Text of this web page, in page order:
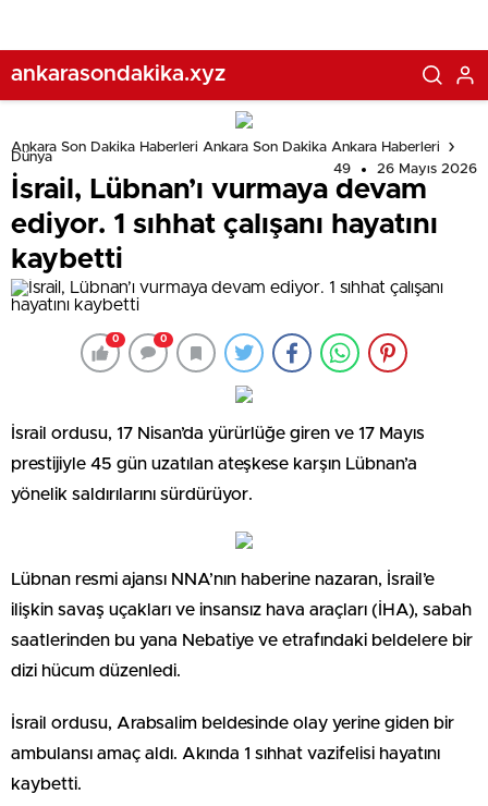
ankarasondakika.xyz
Ankara Son Dakika Haberleri Ankara Son Dakika Ankara Haberleri
Dünya
49
26 Mayıs 2026
İsrail, Lübnan’ı vurmaya devam
ediyor. 1 sıhhat çalışanı hayatını
kaybetti
0 0
İsrail ordusu, 17 Nisan’da yürürlüğe giren ve 17 Mayıs
prestijiyle 45 gün uzatılan ateşkese karşın Lübnan’a
yönelik saldırılarını sürdürüyor.
Lübnan resmi ajansı NNA’nın haberine nazaran, İsrail’e
ilişkin savaş uçakları ve insansız hava araçları (İHA), sabah
saatlerinden bu yana Nebatiye ve etrafındaki beldelere bir
dizi hücum düzenledi.
İsrail ordusu, Arabsalim beldesinde olay yerine giden bir
ambulansı amaç aldı. Akında 1 sıhhat vazifelisi hayatını
kaybetti.